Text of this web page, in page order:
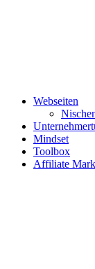
Webseiten
Mindset
Toolbox
Affiliate